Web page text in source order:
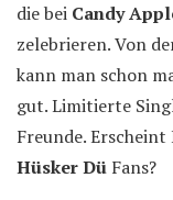
die bei Candy
zelebrieren. Von
kann man schon
gut. Limitierte
Freunde.
Hüsker Dü Fans?